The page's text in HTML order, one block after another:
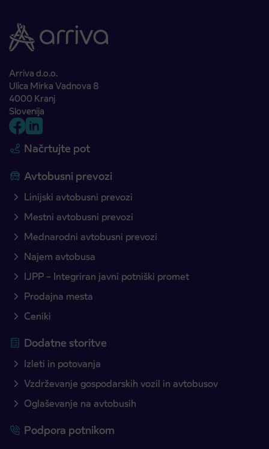
Arriva d.o.o.
Ulica Mirka Vadnova 8
4000 Kranj
Slovenija
Načrtujte pot
Avtobusni prevozi
Linijski avtobusni prevozi
Mestni avtobusni prevozi
Mednarodni avtobusni prevozi
Najem avtobusa
IJPP – Integriran javni potniški promet
Prodajna mesta
Ceniki
Dodatne storitve
Izleti in potovanja
Vzdrževanje gospodarskih vozil in avtobusov
Oglaševanje na avtobusih
Podpora potnikom